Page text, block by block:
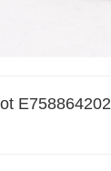
E758864202